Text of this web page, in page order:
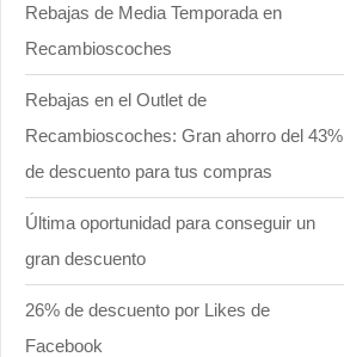
Rebajas de Media Temporada en
Recambioscoches
Rebajas en el Outlet de
Recambioscoches: Gran ahorro del 43%
de descuento para tus compras
Última oportunidad para conseguir un
gran descuento
26% de descuento por Likes de
Facebook